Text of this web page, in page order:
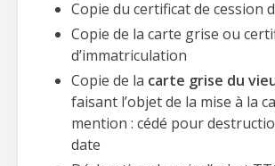
Copie du certificat de cession
Copie de la carte grise ou
d’immatriculation
Copie de la carte grise du
faisant l’objet de la mise à la
mention : cédé pour
date